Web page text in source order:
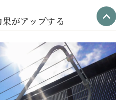
がアップする
フォーム会社
社紹介を申し込む